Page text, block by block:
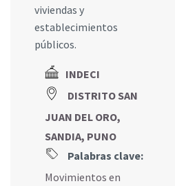
viviendas y
establecimientos
públicos.
INDECI
DISTRITO SAN
JUAN DEL ORO,
SANDIA, PUNO
Palabras clave:
Movimientos en